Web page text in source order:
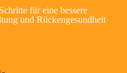
für eine bessere
und Rückengesundheit